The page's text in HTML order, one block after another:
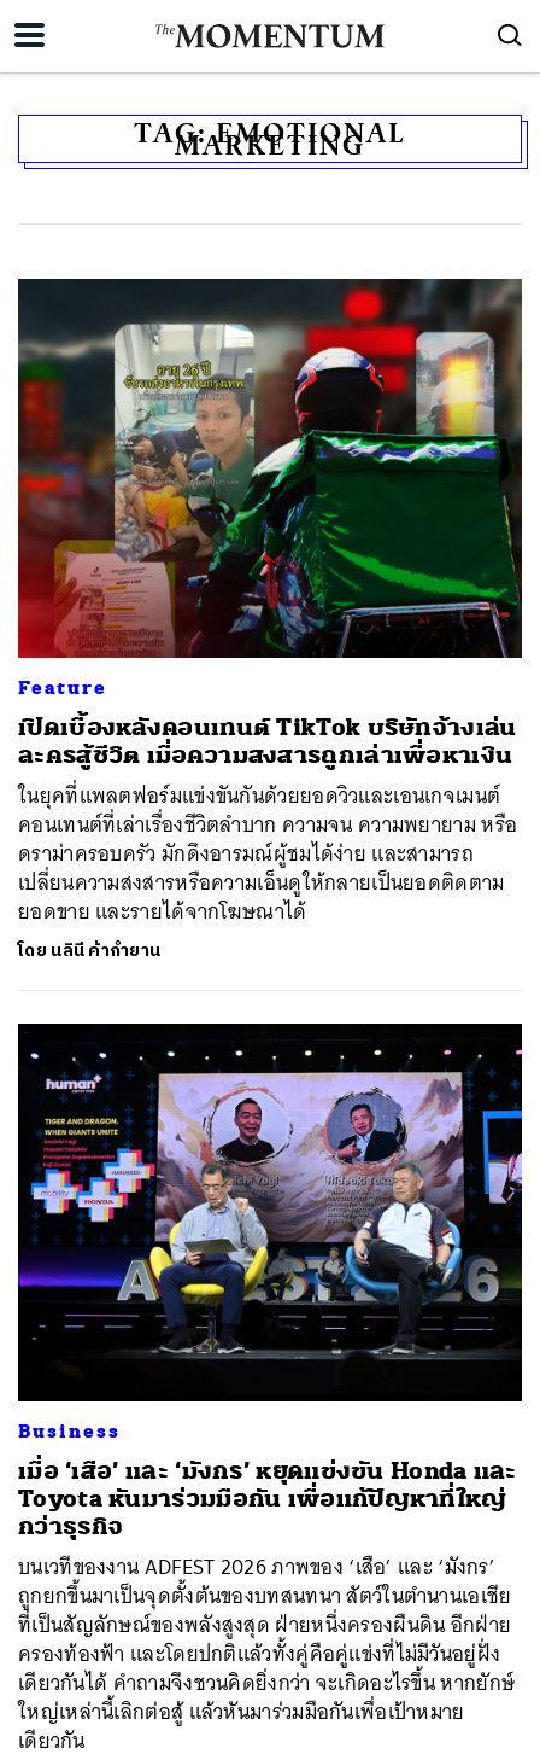
TAG:EMOTIONAL
MARKETING
Feature
เปิดเบื้องหลังคอนเทนต์ TikTok บริษัทจ้างเล่น
ละครสู้ชีวิต เมื่อความสงสารถูกเล่าเพื่อหาเงิน
ในยุคที่แพลตฟอร์มแข่งขันกันด้วยยอดวิวและเอนเกจเมนต์
คอนเทนต์ที่เล่าเรื่องชีวิตลำบาก ความจน ความพยายาม หรือ
ดราม่าครอบครัว มักดึงอารมณ์ผู้ชมได้ง่าย และสามารถ
เปลี่ยนความสงสารหรือความเอ็นดูให้กลายเป็นยอดติดตาม
ยอดขาย และรายได้จากโฆษณาได้
โดย นลินี ค้ากำยาน
Business
เมื่อ ‘เสือ’ และ ‘มังกร’ หยุดแข่งขัน Honda และ
Toyota หันมาร่วมมือกัน เพื่อแก้ปัญหาที่ใหญ่
กว่าธุรกิจ
บนเวทีของงาน ADFEST 2026 ภาพของ ‘เสือ’ และ ‘มังกร’
ถูกยกขึ้นมาเป็นจุดตั้งต้นของบทสนทนา สัตว์ในตำนานเอเชีย
ที่เป็นสัญลักษณ์ของพลังสูงสุด ฝ่ายหนึ่งครองผืนดิน อีกฝ่าย
ครองท้องฟ้า และโดยปกติแล้วทั้งคู่คือคู่แข่งที่ไม่มีวันอยู่ฝั่ง
เดียวกันได้ คำถามจึงชวนคิดยิ่งกว่า จะเกิดอะไรขึ้น หากยักษ์
ใหญ่เหล่านี้เลิกต่อสู้ แล้วหันมาร่วมมือกันเพื่อเป้าหมาย
เดียวกัน
SHARE TWEET LINE EMAIL